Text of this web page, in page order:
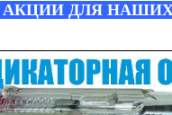
АКЦИИ ДЛЯ